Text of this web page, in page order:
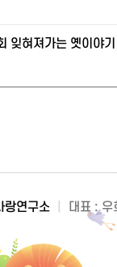
잊혀져가는 옛이야기
랑연구소 대표 : 우